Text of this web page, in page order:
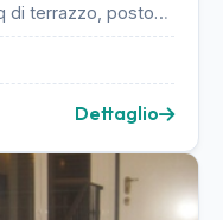
di terrazzo, posto
abitabil...
Dettaglio